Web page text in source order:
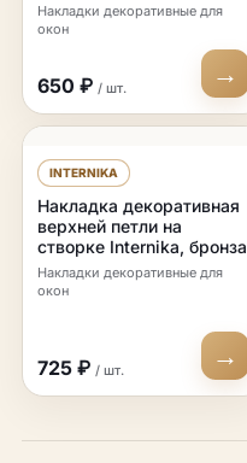
Накладки декоративные для
окон
650 ₽ / шт. →
INTERNIKA
Накладка декоративная
верхней петли на
створке Internika, бронза
Накладки декоративные для
окон
725 ₽ / шт. →